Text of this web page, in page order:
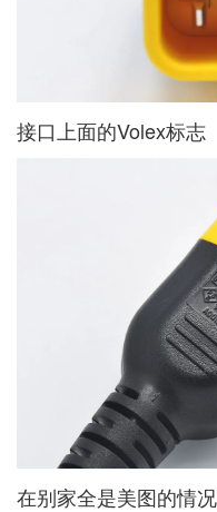
接口上面的Volex标志
在别家全是美图的情